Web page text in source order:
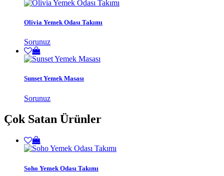
Olivia Yemek Odası Takımı
Sorunuz
Sunset Yemek Masası
Sorunuz
Çok Satan Ürünler
Soho Yemek Odası Takımı